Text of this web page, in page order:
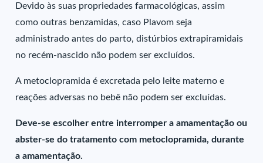
Devido às suas propriedades farmacológicas, assim
como outras benzamidas, caso Plavom seja
administrado antes do parto, distúrbios extrapiramidais
no recém-nascido não podem ser excluídos.
A metoclopramida é excretada pelo leite materno e
reações adversas no bebê não podem ser excluídas.
Deve-se escolher entre interromper a amamentação ou
abster-se do tratamento com metoclopramida, durante
a amamentação.